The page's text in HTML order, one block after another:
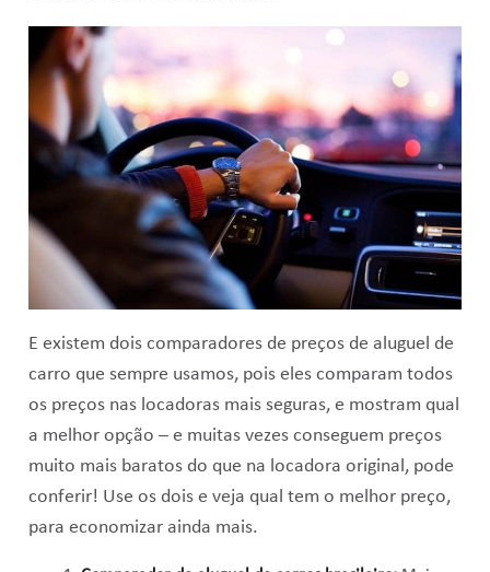
E existem dois comparadores de preços de aluguel de
carro que sempre usamos, pois eles comparam todos
os preços nas locadoras mais seguras, e mostram qual
a melhor opção – e muitas vezes conseguem preços
muito mais baratos do que na locadora original, pode
conferir! Use os dois e veja qual tem o melhor preço,
para economizar ainda mais.